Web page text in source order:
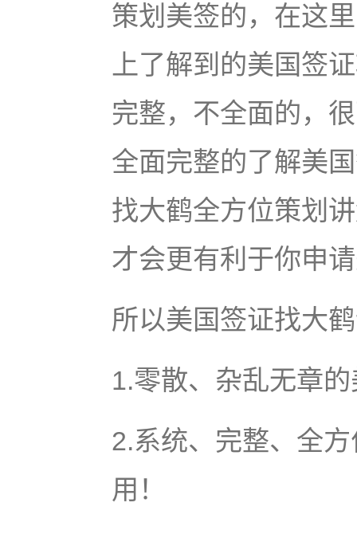
策划美签的，在这
上了解到的美国签
完整，不全面的，
全面完整的了解美
找大鹤全方位策划
才会更有利于你申
所以美国签证找大
1.零散、杂乱无章
2.系统、完整、全
用！